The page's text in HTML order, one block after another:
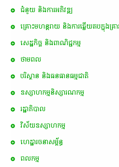
ជំនួយ និងការអភិវឌ្ឍ
គ្រោះមហន្តរាយ និងការឆ្លើយតបក្នុងគ្រ
សេដ្ឋកិច្ច និងពាណិជ្ជកម្ម
ថាមពល
បរិស្ថាន និងធនធានធម្មជាតិ
ឧស្សាហកម្មនិស្សារណកម្ម
រដ្ឋាភិបាល
វិស័យឧស្សាហកម្ម
ហេដ្ឋារចនាសម្ព័ន្ធ
ពល​កម្ម